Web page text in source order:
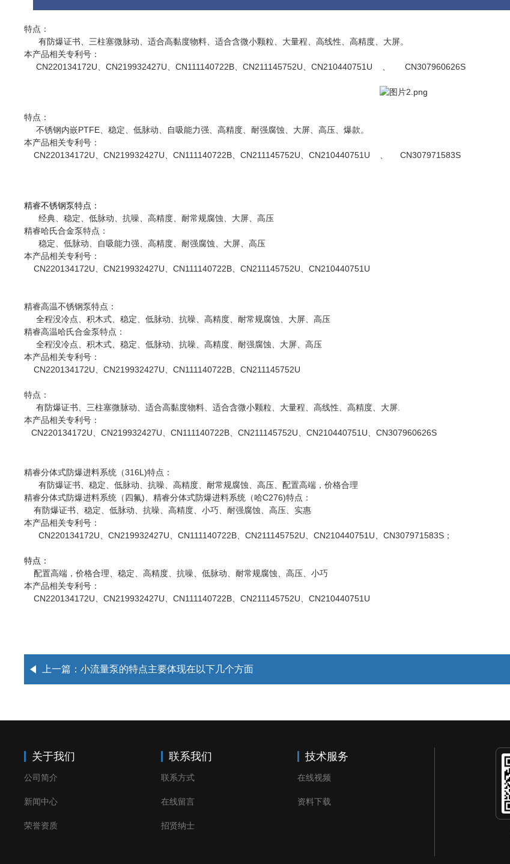
特点：
有防爆证书、三柱塞微脉动、适合高黏度物料、适合含微小颗粒、大量程、高线性、高精度、大屏。
本产品相关专利号：
CN220134172U、CN219932427U、CN111140722B、CN211145752U、CN210440751U 、 CN307960626S
特点：
不锈钢内嵌PTFE、稳定、低脉动、自吸能力强、高精度、耐强腐蚀、大屏、高压、爆款。
本产品相关专利号：
CN220134172U、CN219932427U、CN111140722B、CN211145752U、CN210440751U 、 CN307971583S
精睿不锈钢泵特点：
经典、稳定、低脉动、抗噪、高精度、耐常规腐蚀、大屏、高压
精睿哈氏合金泵特点：
稳定、低脉动、自吸能力强、高精度、耐强腐蚀、大屏、高压
本产品相关专利号：
CN220134172U、CN219932427U、CN111140722B、CN211145752U、CN210440751U
精睿高温不锈钢泵特点：
全程没冷点、积木式、稳定、低脉动、抗噪、高精度、耐常规腐蚀、大屏、高压
精睿高温哈氏合金泵特点：
全程没冷点、积木式、稳定、低脉动、抗噪、高精度、耐强腐蚀、大屏、高压
本产品相关专利号：
CN220134172U、CN219932427U、CN111140722B、CN211145752U
特点：
有防爆证书、三柱塞微脉动、适合高黏度物料、适合含微小颗粒、大量程、高线性、高精度、大屏.
本产品相关专利号：
CN220134172U、CN219932427U、CN111140722B、CN211145752U、CN210440751U、CN307960626S
精睿分体式防爆进料系统（316L)特点：
有防爆证书、稳定、低脉动、抗噪、高精度、耐常规腐蚀、高压、配置高端，价格合理
精睿分体式防爆进料系统（四氟)、精睿分体式防爆进料系统（哈C276)特点：
有防爆证书、稳定、低脉动、抗噪、高精度、小巧、耐强腐蚀、高压、实惠
本产品相关专利号：
CN220134172U、CN219932427U、CN111140722B、CN211145752U、CN210440751U、CN307971583S；
特点：
配置高端，价格合理、稳定、高精度、抗噪、低脉动、耐常规腐蚀、高压、小巧
本产品相关专利号：
CN220134172U、CN219932427U、CN111140722B、CN211145752U、CN210440751U
上一篇：小流量泵的特点主要体现在以下几个方面
关于我们
公司简介
新闻中心
荣誉资质
联系我们
联系方式
在线留言
招贤纳士
技术服务
在线视频
资料下载